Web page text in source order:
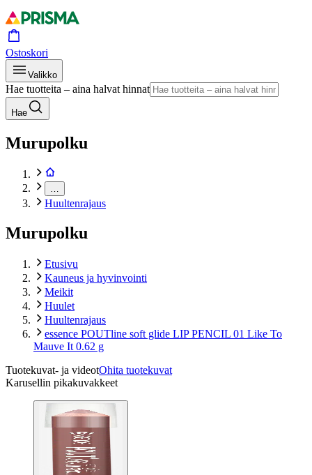
Ostoskori
Valikko
Hae tuotteita – aina halvat hinnat
Hae
Murupolku
Huultenrajaus
Murupolku
Etusivu
Kauneus ja hyvinvointi
Meikit
Huulet
Huultenrajaus
essence POUTline soft glide LIP PENCIL 01 Like To
Mauve It 0.62 g
Tuotekuvat- ja videotOhita tuotekuvat
Karusellin pikakuvakkeet